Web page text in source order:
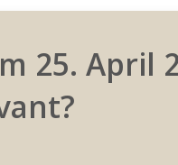
25. April